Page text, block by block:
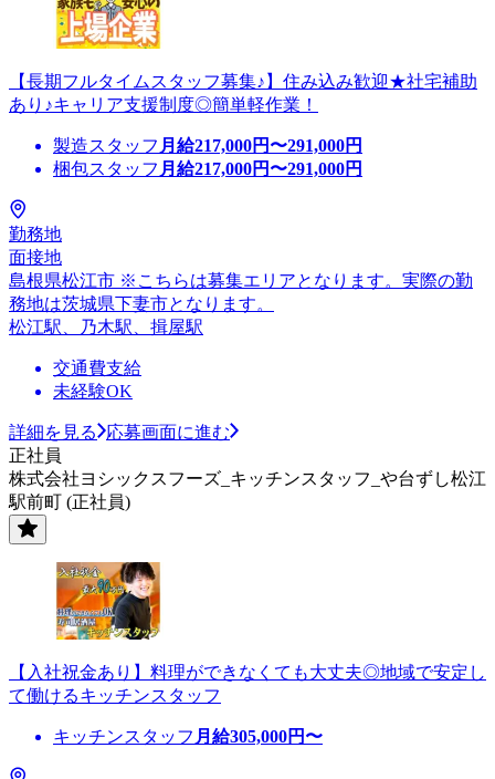
【長期フルタイムスタッフ募集♪】住み込み歓迎★社宅補助
あり♪キャリア支援制度◎簡単軽作業！
製造スタッフ 月給217,000円〜291,000円
梱包スタッフ 月給217,000円〜291,000円
勤務地
面接地
島根県松江市 ※こちらは募集エリアとなります。実際の勤
務地は茨城県下妻市となります。
松江駅、乃木駅、揖屋駅
交通費支給
未経験OK
詳細を見る
応募画面に進む
正社員
株式会社ヨシックスフーズ_キッチンスタッフ_や台ずし松江
駅前町 (正社員)
【入社祝金あり】料理ができなくても大丈夫◎地域で安定し
て働けるキッチンスタッフ
キッチンスタッフ 月給305,000円〜